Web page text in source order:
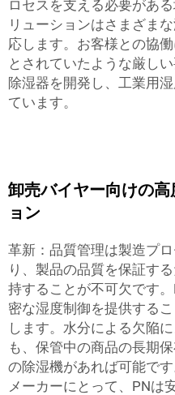
ロセスを支える必要があ
リューションはさまざま
応します。お客様との協
とされていたような厳し
除湿器を開発し、工業用
ています。
卸売バイヤー向けの
ョン
革新：品質管理は製造プ
り、製品の品質を保証す
持することが不可欠です
密な湿度制御を提供する
します。水分による欠陥
も、保管中の商品の長期
の除湿機があれば可能で
メーカーにとって、PNは